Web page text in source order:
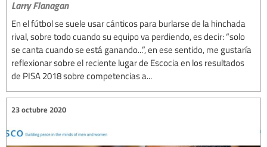
Larry Flanagan
En el fútbol se suele usar cánticos para burlarse de la hinchada
rival, sobre todo cuando su equipo va perdiendo, es decir: “solo
se canta cuando se está ganando...”, en ese sentido, me gustaría
reflexionar sobre el reciente lugar de Escocia en los resultados
de PISA 2018 sobre competencias a...
23 octubre 2020